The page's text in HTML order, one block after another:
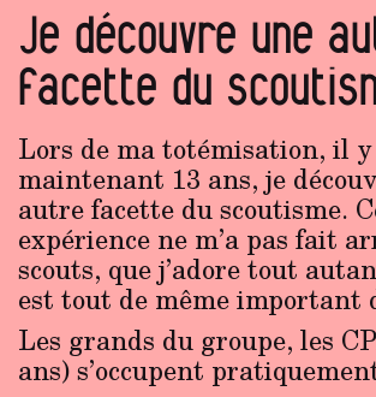
Je découvre une
facette du
Lors de ma totémisation, il
maintenant 13 ans, je
autre facette du scoutisme.
expérience ne m’a pas fait
scouts, que j’adore tout
est tout de même important
Les grands du groupe, les
ans) s’occupent